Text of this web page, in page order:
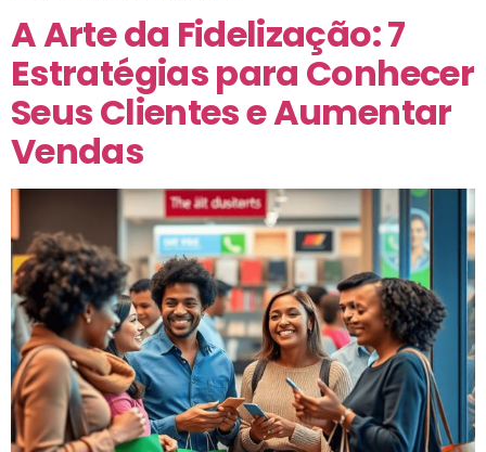
A Arte da Fidelização: 7
Estratégias para Conhecer
Seus Clientes e Aumentar
Vendas